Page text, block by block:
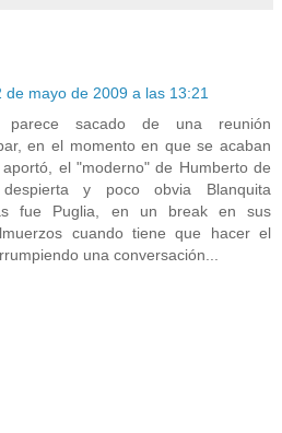
de mayo de 2009 a las 13:21
sacado de una reunión
en el momento en que se acaban
el "moderno" de Humberto de
y poco obvia Blanquita
fue Puglia, en un break en sus
cuando tiene que hacer el
una conversación...